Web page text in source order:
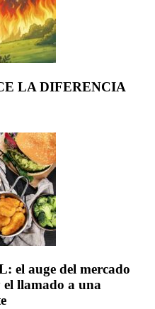
LA DIFERENCIA
el auge del mercado
llamado a una